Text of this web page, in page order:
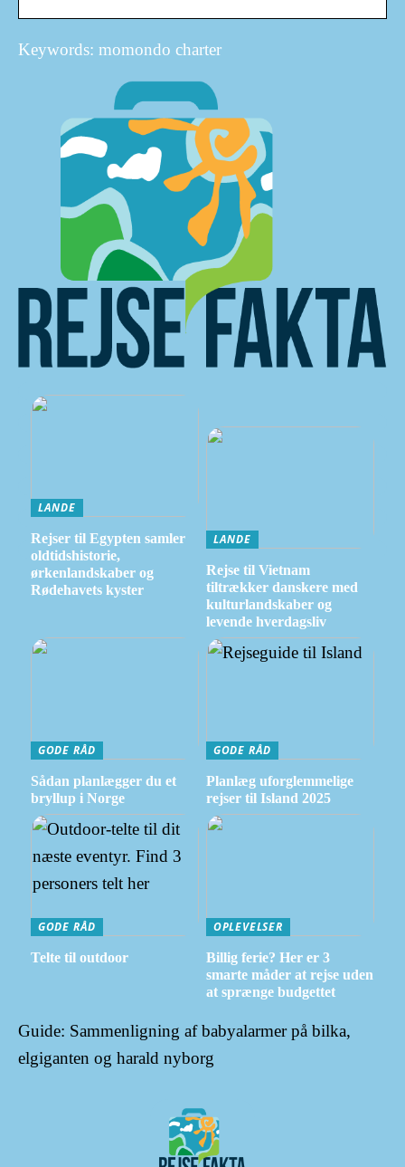
Keywords: momondo charter
LANDE
Rejser til Egypten samler
oldtidshistorie,
ørkenlandskaber og
Rødehavets kyster
LANDE
Rejse til Vietnam
tiltrækker danskere med
kulturlandskaber og
levende hverdagsliv
GODE RÅD
Sådan planlægger du et
bryllup i Norge
GODE RÅD
Planlæg uforglemmelige
rejser til Island 2025
GODE RÅD
Telte til outdoor
OPLEVELSER
Billig ferie? Her er 3
smarte måder at rejse uden
at sprænge budgettet
Guide: Sammenligning af babyalarmer på bilka,
elgiganten og harald nyborg